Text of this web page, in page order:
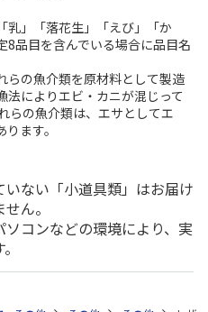
乳」「落花生」「えび」「か
8品目を含んでいる場合に品目名
の魚介類を原材料として製造
法によりエビ・カニが混じって
らの魚介類は、エサとしてエ
ます。
ない「小道具類」はお届け
ん。
コンなどの環境により、実